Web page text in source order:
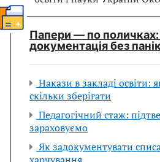
Папери — по поличках:
документація без
Накази в закладі освіти:
скільки зберігати
Педагогічний стаж:
зараховуємо
Як задокументувати